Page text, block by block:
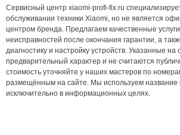
Сервисный центр xiaomi-profi-fix.ru
обслуживании техники Xiaomi, но не является
центром бренда. Предлагаем качественные
неисправностей после окончания гарантии, а
диагностику и настройку устройств. Указанные
предварительный характер и не считаются
стоимость уточняйте у наших мастеров по
размещённым на сайте. Мы используем название
исключительно в информационных целях.